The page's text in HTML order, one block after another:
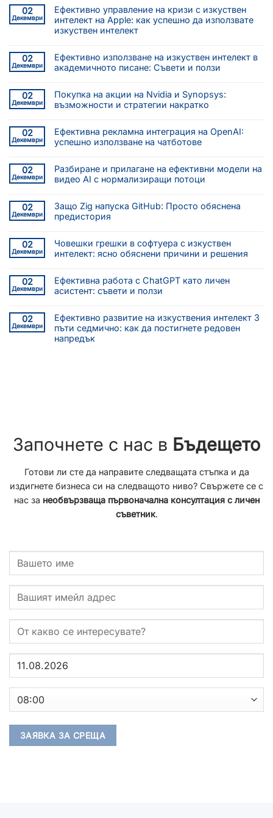
02
Декември
Ефективно управление на кризи с изкуствен
интелект на Apple: как успешно да използвате
изкуствен интелект
02
Декември
Ефективно използване на изкуствен интелект в
академичното писане: Съвети и ползи
02
Декември
Покупка на акции на Nvidia и Synopsys:
възможности и стратегии накратко
02
Декември
Ефективна рекламна интеграция на OpenAI:
успешно използване на чатботове
02
Декември
Разбиране и прилагане на ефективни модели на
видео AI с нормализиращи потоци
02
Декември
Защо Zig напуска GitHub: Просто обяснена
предистория
02
Декември
Човешки грешки в софтуера с изкуствен
интелект: ясно обяснени причини и решения
02
Декември
Ефективна работа с ChatGPT като личен
асистент: съвети и ползи
02
Декември
Ефективно развитие на изкуствения интелект 3
пъти седмично: как да постигнете редовен
напредък
Започнете с нас в Бъдещето
Готови ли сте да направите следващата стъпка и да
издигнете бизнеса си на следващото ниво? Свържете се с
нас за необвързваща първоначална консултация с личен
съветник.